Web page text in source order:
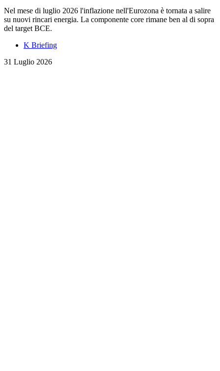
Nel mese di luglio 2026 l'inflazione nell'Eurozona è tornata a salire
su nuovi rincari energia. La componente core rimane ben al di sopra
del target BCE.
K Briefing
31 Luglio 2026